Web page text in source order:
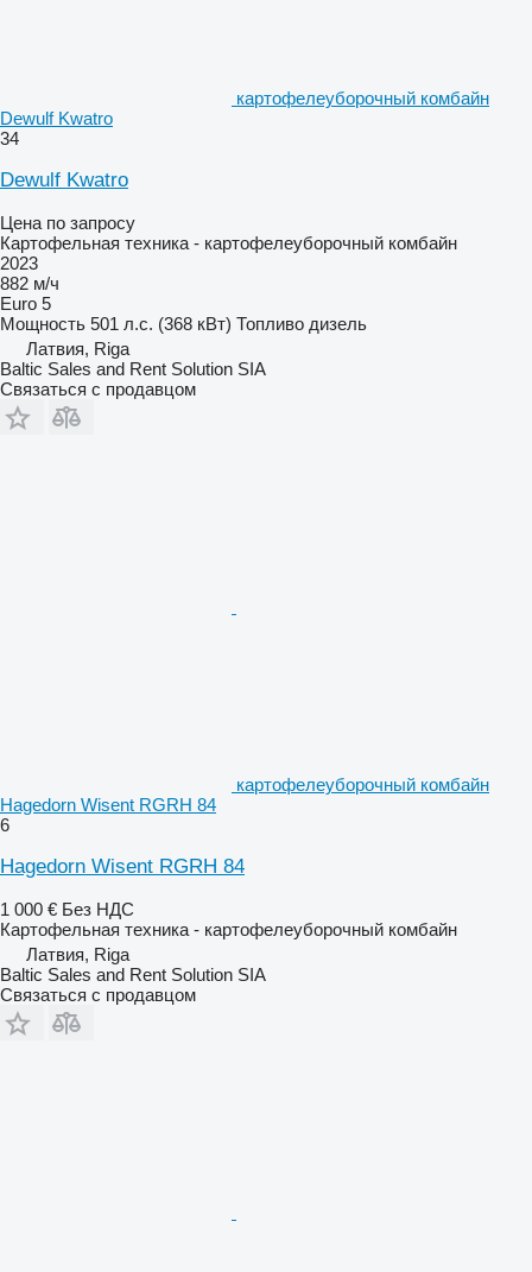
картофелеуборочный комбайн
Dewulf Kwatro
34
Dewulf Kwatro
Цена по запросу
Картофельная техника - картофелеуборочный комбайн
2023
882 м/ч
Euro 5
Мощность 501 л.с. (368 кВт) Топливо дизель
Латвия, Riga
Baltic Sales and Rent Solution SIA
Связаться с продавцом
картофелеуборочный комбайн
Hagedorn Wisent RGRH 84
6
Hagedorn Wisent RGRH 84
1 000 € Без НДС
Картофельная техника - картофелеуборочный комбайн
Латвия, Riga
Baltic Sales and Rent Solution SIA
Связаться с продавцом